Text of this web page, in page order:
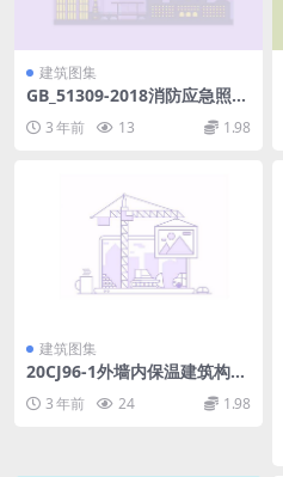
建筑图集
GB_51309-2018消防应急照明
和疏散指示系统技术标准最新
解读.pdf
3 年前 13 1.98
建筑图集
20CJ96-1外墙内保温建筑构造
（一）——FLL预拌无机膏状
保温材料内保温构造.pdf
3 年前 24 1.98